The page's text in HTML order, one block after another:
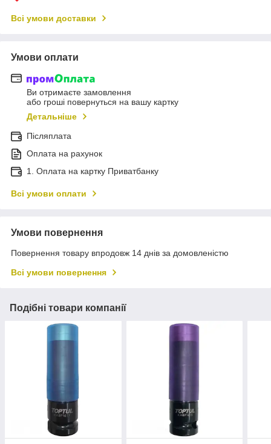
Всі умови доставки
Умови оплати
Ви отримаєте замовлення
або гроші повернуться на вашу картку
Детальніше
Післяплата
Оплата на рахунок
1. Оплата на картку Приватбанку
Всі умови оплати
Умови повернення
Повернення товару впродовж 14 днів за домовленістю
Всі умови повернення
Подібні товари компанії